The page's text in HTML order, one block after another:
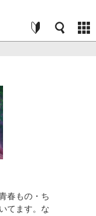
春もの・ち
てます。な